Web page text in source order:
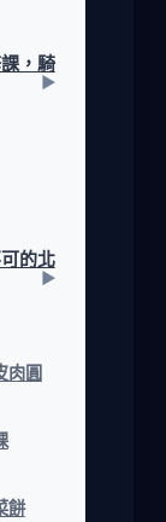
，騎
的北
肉圓
餅